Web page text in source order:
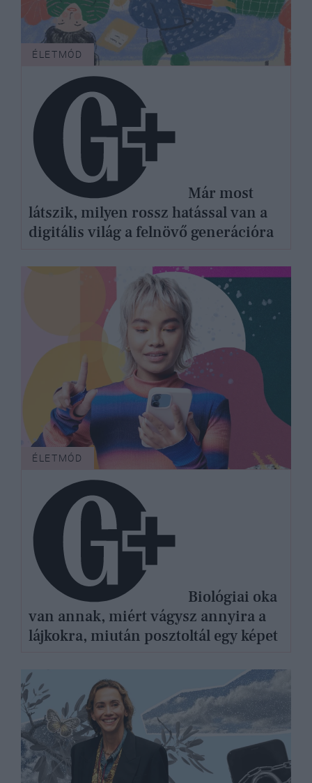
ÉLETMÓD
látszik, milyen rossz hatással van a
digitális világ a felnövő generációra
ÉLETMÓD
van annak, miért vágysz annyira a
lájkokra, miután posztoltál egy képet